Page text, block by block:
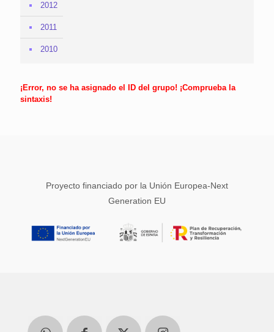
2012
2011
2010
¡Error, no se ha asignado el ID del grupo! ¡Comprueba la
sintaxis!
Proyecto financiado por la Unión Europea-Next
Generation EU